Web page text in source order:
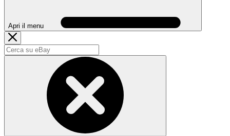
Apri il menu